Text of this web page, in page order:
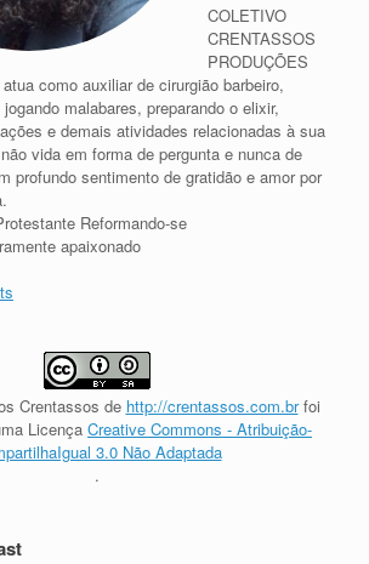
COLETIVO
CRENTASSOS
PRODUÇÕES
como auxiliar de cirurgião barbeiro,
malabares, preparando o elixir,
e demais atividades relacionadas à sua
vida em forma de pergunta e nunca de
profundo sentimento de gratidão e amor por
Reformando-se
apaixonado
Crentassos de http://crentassos.com.brfoi
Licença Creative Commons - Atribuição-
3.0 Não Adaptada
.